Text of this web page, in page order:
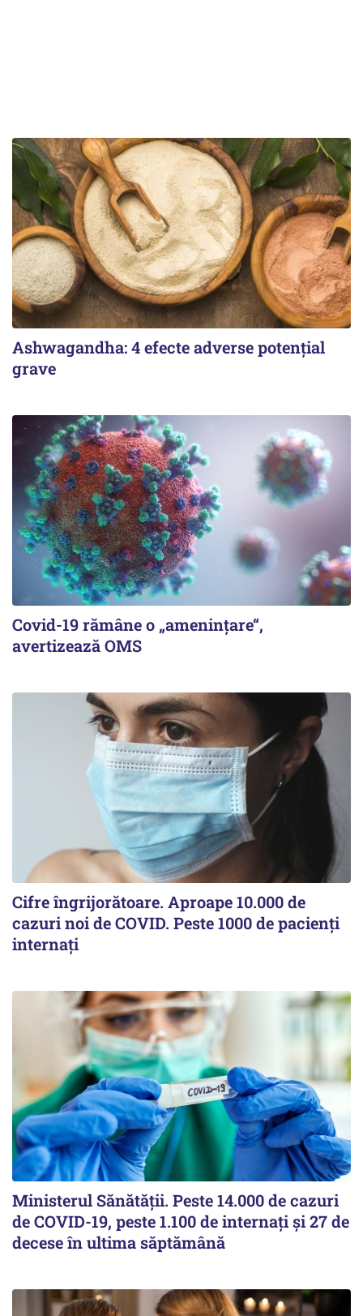
Ashwagandha: 4 efecte adverse potențial
grave
Covid-19 rămâne o „ameninţare“,
avertizează OMS
Cifre îngrijorătoare. Aproape 10.000 de
cazuri noi de COVID. Peste 1000 de pacienți
internați
Ministerul Sănătății. Peste 14.000 de cazuri
de COVID-19, peste 1.100 de internați și 27 de
decese în ultima săptămână